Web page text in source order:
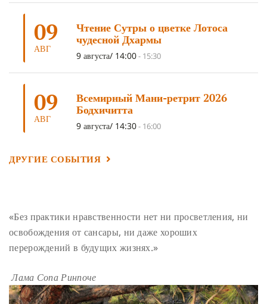
ОТРЕЧЕНИЕ
ПОДНОШЕНИЯ (4) ВОСЕМЬ СТРОФ(4)
ГАНДЕН ЛХАГЬЯМА(3) РАВНОСТНОСТЬ
ШАМАТХА(3) НИРВАНА(3) СХЕМЫ ЛАМРИМА(3)
ТРЕНИРОВКА УМА МОНАШЕСТВО
ПРЕДВАРИТЕЛЬНЫЕ ПРАКТИКИ
ЧОКОР ДЮЧЕН (3) ПОСВЯЩЕНИЕ (2)
ПРОИСХОЖДЕНИЯ(2)
ПАМЯТКА ПРАДЖНЯПАРАМИТА (2)
ЧЕТЫРЕ БЕЗМЕРНЫХ(2)
ЯНГСИ РИНПОЧЕ(2) ТИБЕТ(2) ЛАМА ЧОПА(2)
09
АВГ
Чтение Сутры о цветке Лотоса
чудесной Дхармы
9 августа/ 14:00- 15:30
09
АВГ
Всемирный Мани-ретрит 2026
Бодхичитта
9 августа/ 14:30- 16:00
ДРУГИЕ СОБЫТИЯ
«Без практики нравственности нет ни просветления, ни
освобождения от сансары, ни даже хороших
перерождений в будущих жизнях.»
Лама Сопа Ринпоче